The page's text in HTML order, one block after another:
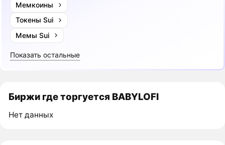
Мемкоины
Токены Sui
Мемы Sui
Показать остальные
Биржи где торгуется BABYLOFI
Нет данных